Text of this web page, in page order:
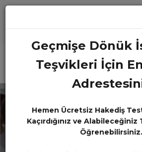
PERAKENDE
Gelir ve giderlerinizi bırakın biz
Geçmişe Dönük
Teşvikleri İçin
Hemen Ücretsiz Hakediş
Kaçırdığınız ve Alabileceğiniz
Öğrenebilirsiniz.